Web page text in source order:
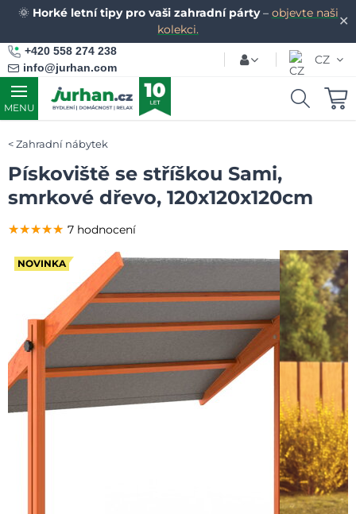
✕
🌞 Horké letní tipy pro vaši zahradní párty– objevte naši
kolekci.
+420 558 274 238
info@jurhan.com
CZ
MENU
Zahradní nábytek
Pískoviště se stříškou Sami,
smrkové dřevo, 120x120x120cm
NOVINKA
★★★★★
★★★★★
★★★★★ 7 hodnocení